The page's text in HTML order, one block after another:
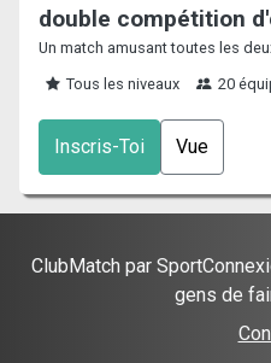
double compétition
Un match amusant toutes les
Tous les niveaux
20
Inscris-Toi Vue
ClubMatch par
gens de